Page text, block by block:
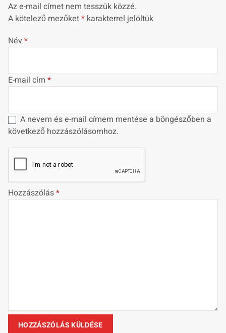
Az e-mail címet nem tesszük közzé.
A kötelező mezőket* karakterrel jelöltük
Név*
E-mail cím *
A nevem és e-mail címem mentése a böngészőben a
következő hozzászólásomhoz.
Hozzászólás*